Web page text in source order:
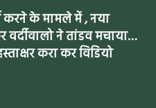
करने के मामले में , नया
ने तांडव मचाया…
करा कर विडियो